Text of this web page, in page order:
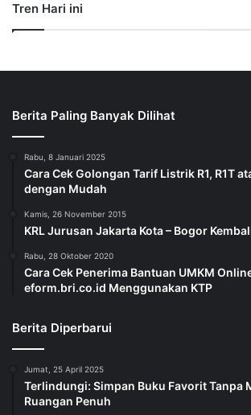
Tren Hari ini
Berita Paling Banyak Dilihat
Rabu, 8 Januari 2025
Cara Cek Golongan Tarif Listrik R1, R1T
dengan Mudah
Kamis, 26 November 2015
KRL Jurusan Jakarta Kota – Bogor
Rabu, 28 Oktober 2020
Cara Cek Penerima Bantuan UMKM
eform.bri.co.id Menggunakan KTP
Berita Diperbarui
Jumat, 25 April 2025
Terlindungi: Simpan Buku Favorit Tanpa
Ruangan Penuh